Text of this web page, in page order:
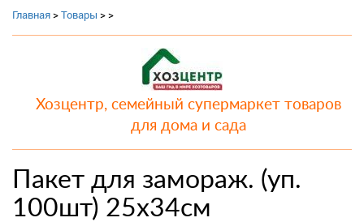
Главная>Товары >>
Хозцентр, семейный супермаркет товаров
для дома и сада
Пакет для замораж. (уп.
100шт) 25x34см